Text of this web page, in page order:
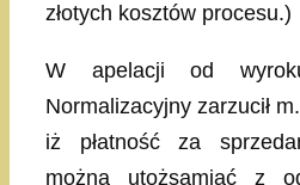
złotych kosztów procesu.)
W apelacji od
Normalizacyjny zarzucił
iż płatność za
można utożsamiać z